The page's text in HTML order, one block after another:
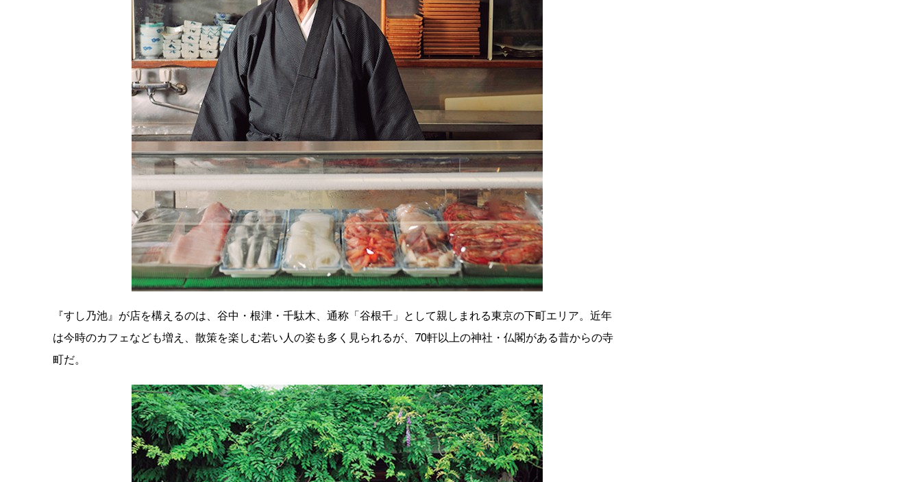
『すし乃池』が店を構えるのは、谷中・根津・千駄木、通称「谷根千」として親しまれる東京の下町エリア。近年
は今時のカフェなども増え、散策を楽しむ若い人の姿も多く見られるが、70軒以上の神社・仏閣がある昔からの寺
町だ。